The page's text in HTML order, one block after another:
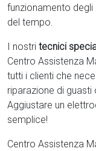
funzionamento
del tempo.
I nostri tecnici
Centro Assistenza
tutti i clienti che
riparazione di guasti
Aggiustare un
semplice!
Centro Assistenza